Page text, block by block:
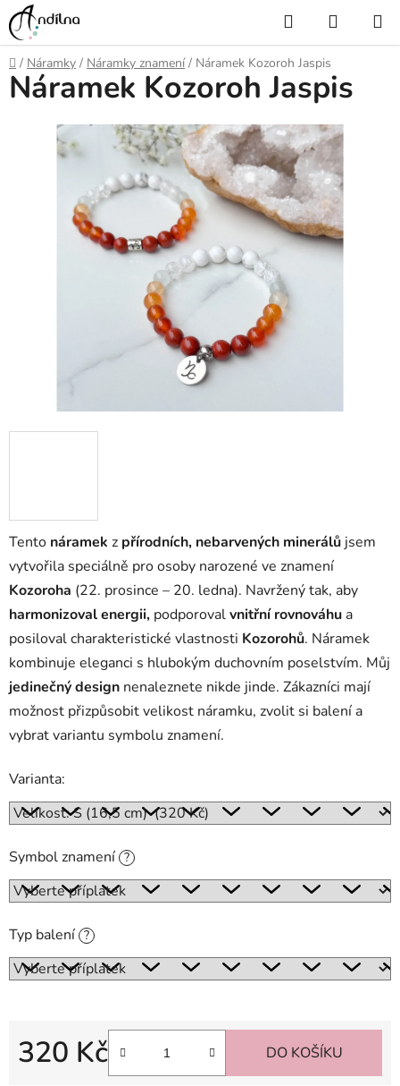
Přejít
na
obsah
Hledat
KOŠÍK
Domů
/ Náramky / Náramky znamení / Náramek Kozoroh Jaspis
Tento náramek z přírodních, nebarvených minerálů jsem
vytvořila speciálně pro osoby narozené ve znamení
Kozoroha (22. prosince – 20. ledna). Navržený tak, aby
harmonizoval energii, podporovalvnitřní rovnováhu a
posiloval charakteristické vlastnosti Kozorohů. Náramek
kombinuje eleganci s hlubokým duchovním poselstvím. Můj
jedinečný design nenaleznete nikde jinde. Zákazníci mají
možnost přizpůsobit velikost náramku, zvolit si balení a
vybrat variantu symbolu znamení.
Varianta:
Symbol znamení ?
Typ balení ?
320 Kč DO KOŠÍKU
Náramek Kozoroh Jaspis